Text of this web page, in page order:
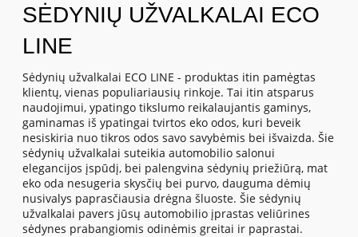
SĖDYNIŲ UŽVALKALAI ECO
LINE
Sėdynių užvalkalai ECO LINE - produktas itin pamėgtas
klientų, vienas populiariausių rinkoje. Tai itin atsparus
naudojimui, ypatingo tikslumo reikalaujantis gaminys,
gaminamas iš ypatingai tvirtos eko odos, kuri beveik
nesiskiria nuo tikros odos savo savybėmis bei išvaizda. Šie
sėdynių užvalkalai suteikia automobilio salonui
elegancijos įspūdį, bei palengvina sėdynių priežiūrą, mat
eko oda nesugeria skysčių bei purvo, dauguma dėmių
nusivalys paprasčiausia drėgna šluoste. Šie sėdynių
užvalkalai pavers jūsų automobilio įprastas veliūrines
sėdynes prabangiomis odinėmis greitai ir paprastai.